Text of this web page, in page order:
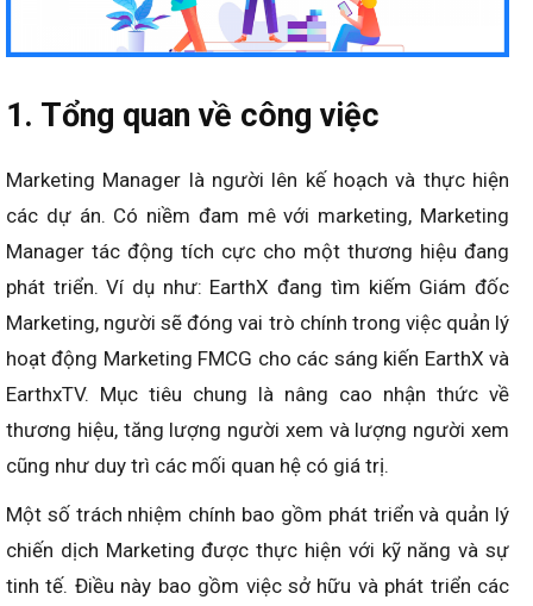
1. Tổng quan về công việc
Marketing Manager là người lên kế hoạch và thực hiện
các dự án. Có niềm đam mê với marketing, Marketing
Manager tác động tích cực cho một thương hiệu đang
phát triển. Ví dụ như: EarthX đang tìm kiếm Giám đốc
Marketing, người sẽ đóng vai trò chính trong việc quản lý
hoạt động Marketing FMCG cho các sáng kiến ​​EarthX và
EarthxTV. Mục tiêu chung là nâng cao nhận thức về
thương hiệu, tăng lượng người xem và lượng người xem
cũng như duy trì các mối quan hệ có giá trị.
Một số trách nhiệm chính bao gồm phát triển và quản lý
chiến dịch Marketing được thực hiện với kỹ năng và sự
tinh tế. Điều này bao gồm việc sở hữu và phát triển các